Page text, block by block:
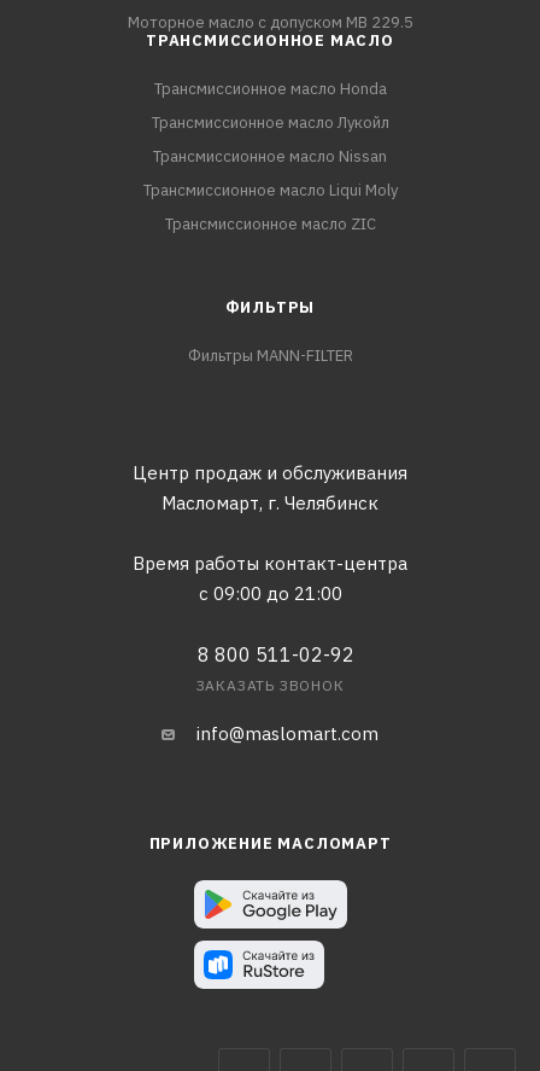
Моторное масло с допуском MB 229.5
ТРАНСМИССИОННОЕ МАСЛО
Трансмиссионное масло Honda
Трансмиссионное масло Лукойл
Трансмиссионное масло Nissan
Трансмиссионное масло Liqui Moly
Трансмиссионное масло ZIC
ФИЛЬТРЫ
Фильтры MANN-FILTER
Центр продаж и обслуживания
Масломарт, г. Челябинск
Время работы контакт-центра
с 09:00 до 21:00
8 800 511-02-92
ЗАКАЗАТЬ ЗВОНОК
info@maslomart.com
ПРИЛОЖЕНИЕ МАСЛОМАРТ